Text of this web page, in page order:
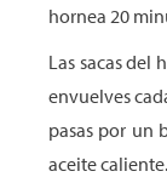
hornea 20
Las sacas del
envuelves
pasas por un
aceite caliente.